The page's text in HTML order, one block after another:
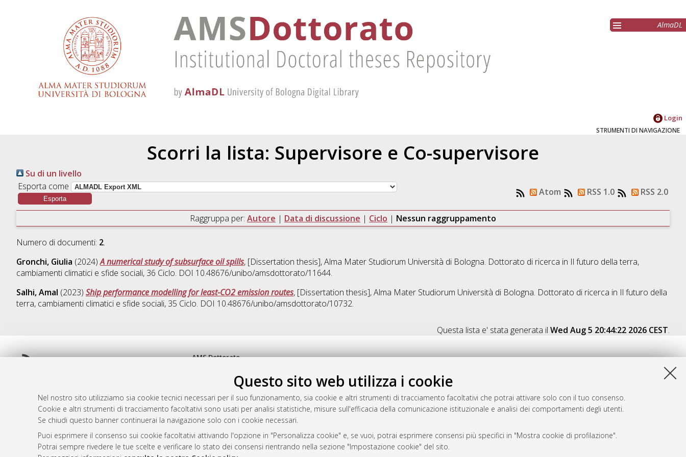
Questo sito web utilizza i cookie
Nel nostro sito utilizziamo sia cookie tecnici necessari per il suo funzionamento, sia cookie e altri strumenti di tracciamento facoltativi che potrai attivare solo con il tuo consenso.
Cookie e altri strumenti di tracciamento facoltativi sono usati per analisi statistiche, misure sull'efficacia della comunicazione istituzionale e analisi dei comportamenti degli utenti.
Se chiudi questo banner continuerai la navigazione solo con i cookie necessari.
Puoi esprimere il consenso sui cookie facoltativi attivando l'opzione in "Personalizza cookie" e, se vuoi, potrai esprimere consensi più specifici in "Mostra cookie di profilazione".
Potrai sempre rivedere le tue scelte e verificare lo stato dei consensi rientrando nella sezione "Impostazione cookie" del sito.
AlmaDL
Login
STRUMENTI DI NAVIGAZIONE
Scorri la lista: Supervisore e Co-supervisore
Su di un livello
Esporta come
Atom RSS 1.0 RSS 2.0
Raggruppa per: Autore | Data di discussione | Ciclo | Nessun raggruppamento
Numero di documenti: 2.
Gronchi, Giulia (2024)A numerical study of subsurface oil spills, [Dissertation thesis], Alma Mater Studiorum Università di Bologna. Dottorato di ricerca in Il futuro della terra,
cambiamenti climatici e sfide sociali, 36 Ciclo. DOI 10.48676/unibo/amsdottorato/11644.
Salhi, Amal (2023) Ship performance modelling for least-CO2 emission routes, [Dissertation thesis], Alma Mater Studiorum Università di Bologna. Dottorato di ricerca in Il futuro della
terra, cambiamenti climatici e sfide sociali, 35 Ciclo. DOI 10.48676/unibo/amsdottorato/10732.
Questa lista e' stata generata ilWed Aug 5 20:44:22 2026 CEST.
Atom
Rss 2.0
AMS Dottorato
Servizio implementato e gestito daAlmaDL
Impostazioni Cookie
Informativa sulla privacy
Condizioni d’uso del sito